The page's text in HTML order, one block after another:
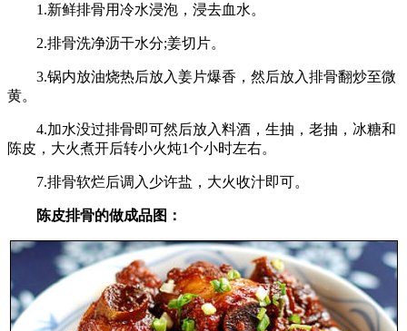
1.新鲜排骨用冷水浸泡，浸去血水。
2.排骨洗净沥干水分;姜切片。
3.锅内放油烧热后放入姜片爆香，然后放入排骨翻炒至微
黄。
4.加水没过排骨即可然后放入料酒，生抽，老抽，冰糖和
陈皮，大火煮开后转小火炖1个小时左右。
7.排骨软烂后调入少许盐，大火收汁即可。
陈皮排骨的做成品图：